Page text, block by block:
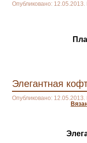
Опубликовано:
Элегантная
Опубликовано: